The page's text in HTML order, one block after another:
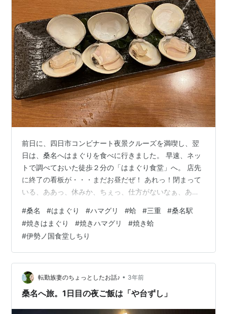
前日に、四日市コンビナート夜景クルーズを満喫し、翌
日は、桑名へはまぐりを食べに行きました。 早速、ネッ
トで調べておいた徒歩２分の「はまぐり食堂」へ。 店先
に終了の看板が・・・まだお昼だぜ！ あれっ！閉まって
いる、ああっ、休みか、ちぇっ、仕方がないなぁ、あき
勢ノ国食堂しちり」へ戻ろうか。 店舗外観。桑名駅構内
唯一の店舗です。 お昼のうどんのメニュー。 お昼のお米
のメニュー。 せっかく桑名に来たのだから、蛤の入った
物にしよう。 桑名蛤天黒バラ海苔うどん。 蛤塩中華そ
ば。 桑名蛤天黒バラ海苔うどんには、蛤の天ぷらが２つ
入っていました。 蛤塩中華そば…
#桑名 #はまぐり #ハマグリ #蛤 #三重 #桑名駅
#焼きはまぐり #焼きハマグリ #焼き蛤
#伊勢ノ国食堂しちり
転勤族妻のちょっとしたお話♪ • 3年前
桑名へ旅。1日目の夜ご飯は「や台ずし」